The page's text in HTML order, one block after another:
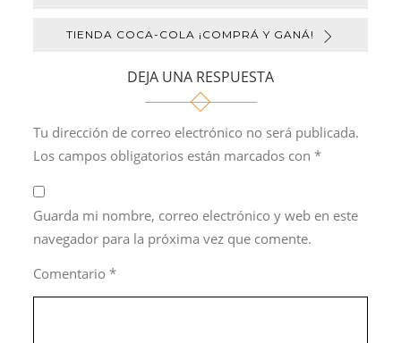
TIENDA COCA-COLA ¡COMPRÁ Y GANÁ!
DEJA UNA RESPUESTA
Tu dirección de correo electrónico no será publicada.
Los campos obligatorios están marcados con*
Guarda mi nombre, correo electrónico y web en este
navegador para la próxima vez que comente.
Comentario*